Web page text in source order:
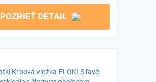
POZRIEŤ DETAIL